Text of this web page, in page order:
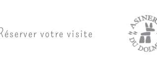
votre visite